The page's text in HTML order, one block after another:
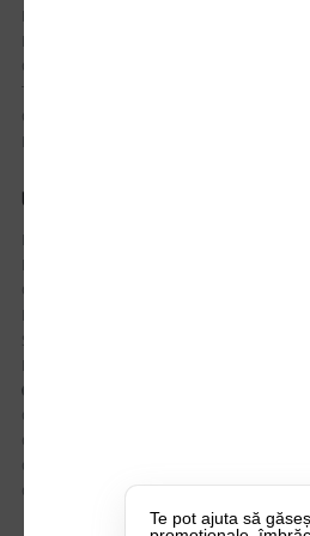
Istoric comenzi
Mostre si Conditii Retur Marfa
Cum comanzi
Termen de livrare
Costuri de livrare
Politica de returnare a produselor
UTILE
Despre Noi
Echipa Update Advertising
CSR si Implicare sociala
Branduri partenere
Suport dedicat si Intrebari frecvente
BLOG – Promo Tips&Tricks
Certificari si Sustenabilitate
Cariere la Update Advertising
CATALOAGE
Contactează-ne
Te pot ajuta să